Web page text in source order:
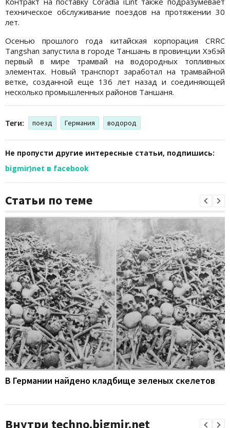
техническое обслуживание поездов на протяжении 30
лет.
Осенью прошлого года китайская корпорация CRRC
Tangshan запустила в городе Таншань в провинции Хэбэй
первый в мире трамвай на водородных топливных
элементах. Новый транспорт заработал на трамвайной
ветке, созданной еще 136 лет назад и соединяющей
несколько промышленных районов Таншаня.
Теги: поезд Германия водород
Не пропусти другие интересные статьи, подпишись:
bigmir)net в facebook
Статьи по теме
В Германии найдено кладбище зеленых скелетов
Внутри techno.bigmir.net